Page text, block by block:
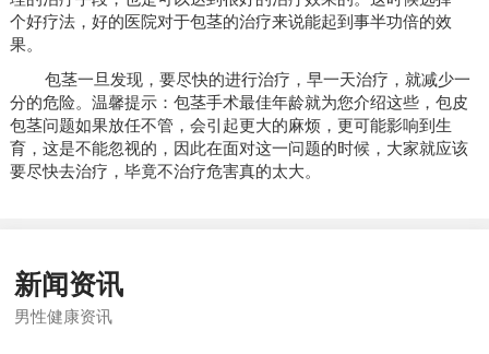
个好疗法，好的医院对于包茎的治疗来说能起到事半功倍的效
果。
包茎一旦发现，要尽快的进行治疗，早一天治疗，就减少一
分的危险。温馨提示：包茎手术最佳年龄就为您介绍这些，包皮
包茎问题如果放任不管，会引起更大的麻烦，更可能影响到生
育，这是不能忽视的，因此在面对这一问题的时候，大家就应该
要尽快去治疗，毕竟不治疗危害真的太大。
新闻资讯
男性健康资讯